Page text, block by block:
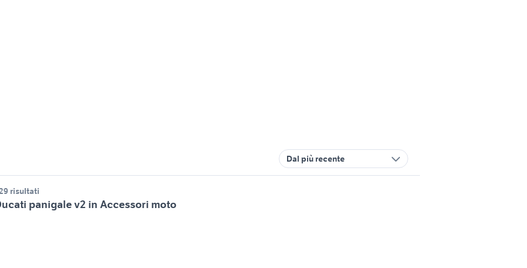
Dal più recente
risultati
panigale v2 in Accessori moto